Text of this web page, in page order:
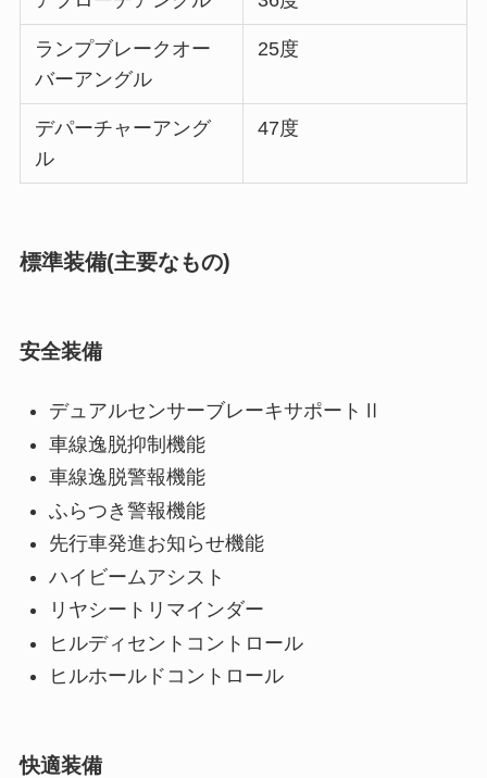
ランプブレークオー
バーアングル
25度
デパーチャーアング
ル
47度
標準装備(主要なもの)
安全装備
デュアルセンサーブレーキサポートⅡ
車線逸脱抑制機能
車線逸脱警報機能
ふらつき警報機能
先行車発進お知らせ機能
ハイビームアシスト
リヤシートリマインダー
ヒルディセントコントロール
ヒルホールドコントロール
快適装備